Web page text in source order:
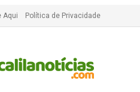
Aqui Política de Privacidade